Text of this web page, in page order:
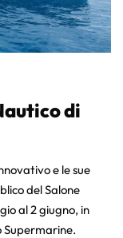
di
e le sue
del Salone
al 2 giugno, in
Supermarine.